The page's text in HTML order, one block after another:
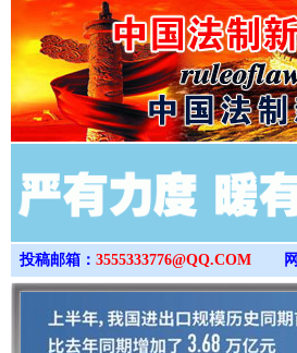
投稿邮箱： 3555333776@QQ.COM